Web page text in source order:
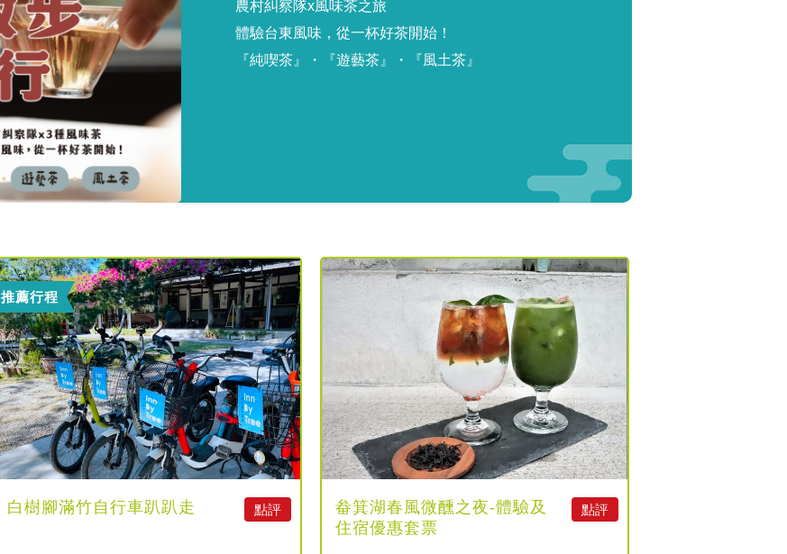
農村糾察隊x風味茶之旅
體驗台東風味，從一杯好茶開始！
『純喫茶』・『遊藝茶』・『風土茶』
推薦行程
白樹腳滿竹自行車趴趴走 點評
畚箕湖春風微醺之夜-體驗及
住宿優惠套票
點評